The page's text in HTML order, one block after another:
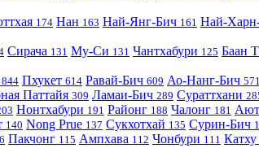
174 Нан 163 Най-Янг-Бич 161 Най-
Сирача 131 Му-Си 131 Чантхабури 125 Баан
844 Пхукет 614 Равай-Бич 609 Ао-Нанг-Бич 571
Паттайя 309 Ламаи-Бич 289 Сураттхани
Нонтхабури 191 Районг 188 Чалонг 181
140 Nong Prue 137 Сукхотхай 135 Сурин-Бич
Пакчонг 115 Ампхава 112 Чонбури 111 Катху